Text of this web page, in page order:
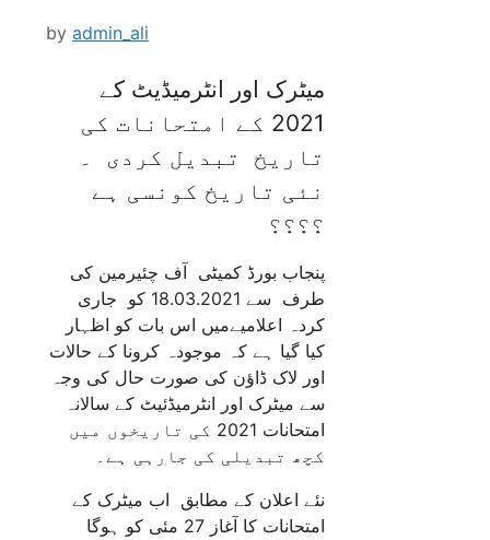
by admin_ali
میٹرک اور انٹرمیڈیٹ کے
2021 کے امتحانات کی
تاریخ تبدیل کردی ۔
نئی تاریخ کونسی ہے
؟؟؟؟
پنجاب بورڈ کمیٹی آف چئیرمین کی
طرف سے 18.03.2021 کو جاری
کردہ اعلامیےمیں اس بات کو اظہار
کیا گیا ہے کہ موجودہ کرونا کے حالات
اور لاک ڈاؤن کی صورت حال کی وجہ
سے میٹرک اور انٹرمیڈئیٹ کے سالانہ
امتحانات 2021 کی تاریخوں میں
کچھ تبدیلی کی جارہی ہے۔
نئے اعلان کے مطابق اب میٹرک کے
امتحانات کا آغاز 27 مئی کو ہوگا